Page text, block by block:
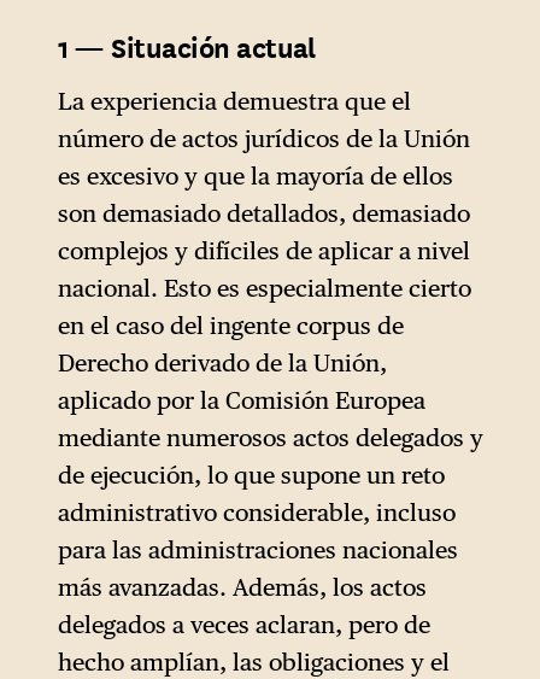
estructurales recomendadas
por Mario Draghi.
de todo el continente. Desde
principios de 2023, en un
contexto de manifestaciones
de agricultores y de llamados
cada vez más insistentes por
parte de algunos dirigentes de
la Unión a favor de una
«pausa regulatoria», la
presidenta de la Comisión
Europea, Ursula von der
Leyen, se ha distanciado del
principal logro legislativo de
su primer mandato: el Pacto
Verde Europeo. Este giro, que
pudo sorprender, le ayudó
finalmente a conseguir un
segundo mandato.
1 — Situación actual
La experiencia demuestra que el
número de actos jurídicos de la Unión
es excesivo y que la mayoría de ellos
son demasiado detallados, demasiado
complejos y difíciles de aplicar a nivel
nacional. Esto es especialmente cierto
en el caso del ingente corpus de
Derecho derivado de la Unión,
aplicado por la Comisión Europea
mediante numerosos actos delegados y
de ejecución, lo que supone un reto
administrativo considerable, incluso
para las administraciones nacionales
más avanzadas. Además, los actos
delegados a veces aclaran, pero de
hecho amplían, las obligaciones y el